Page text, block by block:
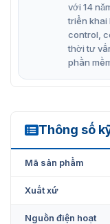
>> Tham khảo
bộ điều khiển, đầu
Cổng swing
hãng tại
Cổng SBTL9211
nhập trực tiếp từ
công ty bạn hoàn
tới Hotline:
với 14
triển khai
control,
thời tư
phần
Thông số
SBTL9211
Mã sản phẩm
Xuất xứ
Nguồn điện hoạt